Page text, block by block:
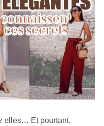
elles… Et pourtant,